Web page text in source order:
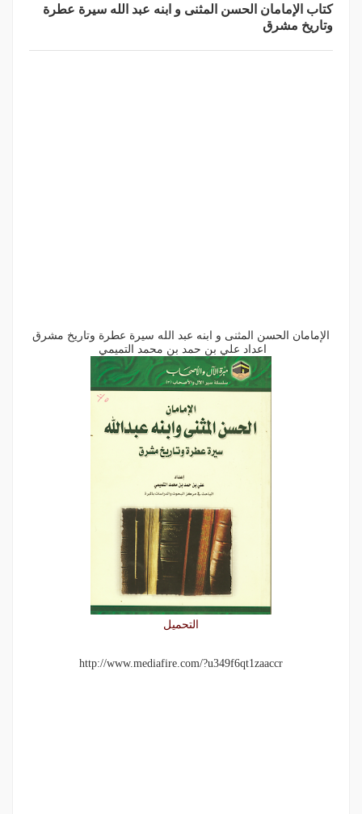
كتاب الإمامان الحسن المثنى و ابنه عبد الله سيرة عطرة
وتاريخ مشرق
الإمامان الحسن المثنى و ابنه عبد الله سيرة عطرة وتاريخ مشرق
اعداد علي بن حمد بن محمد التميمي
التحميل
http://www.mediafire.com/?u349f6qt1zaaccr